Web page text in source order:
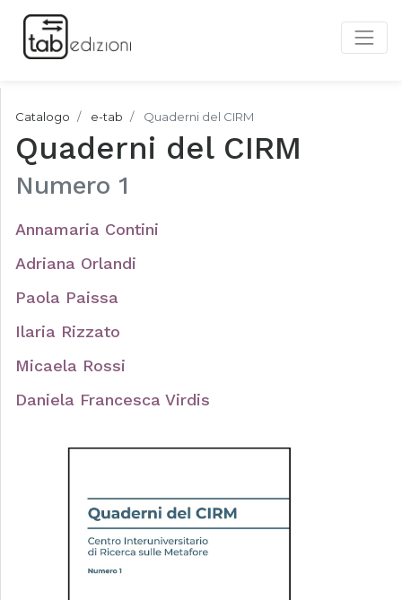
Catalogo e-tab Quaderni del CIRM
Quaderni del CIRM
Numero 1
Annamaria Contini
Adriana Orlandi
Paola Paissa
Ilaria Rizzato
Micaela Rossi
Daniela Francesca Virdis